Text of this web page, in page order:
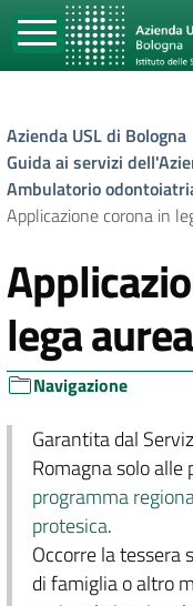
Azienda USL di Bologna
Guida ai servizi
Ambulatorio
Applicazione corona in
lega
Navigazione
Garantita dal
Romagna solo
programma
protesica.
Occorre la tessera
di famiglia o altro